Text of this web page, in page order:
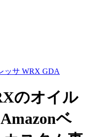
ッサ WRX GDA
のオイル
ベ